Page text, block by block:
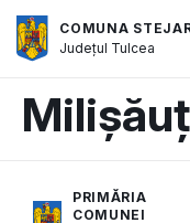
COMUNA
Județul Tulcea
PRIMĂRIA
COMUNEI